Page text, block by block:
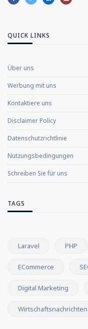
QUICK LINKS
Über uns
Werbung mit uns
Kontaktiere uns
Disclaimer Policy
Datenschutzrichtlinie
Nutzungsbedingungen
Schreiben Sie für uns
TAGS
Laravel PHP
ECommerce
Digital Marketing
Wirtschaftsnachrichten